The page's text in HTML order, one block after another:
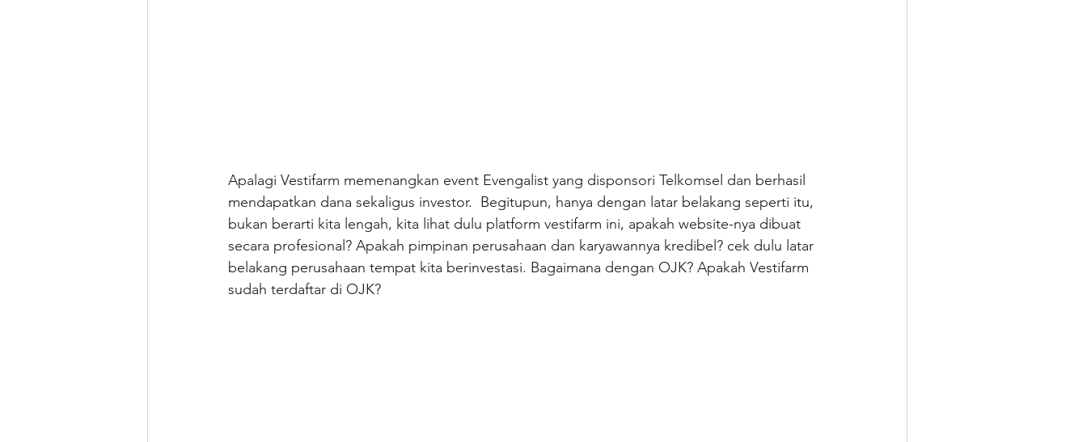
Apalagi Vestifarm memenangkan event Evengalist yang disponsori Telkomsel dan berhasil
mendapatkan dana sekaligus investor.  Begitupun, hanya dengan latar belakang seperti itu,
bukan berarti kita lengah, kita lihat dulu platform vestifarm ini, apakah website-nya dibuat
secara profesional? Apakah pimpinan perusahaan dan karyawannya kredibel? cek dulu latar
belakang perusahaan tempat kita berinvestasi. Bagaimana dengan OJK? Apakah Vestifarm
sudah terdaftar di OJK?